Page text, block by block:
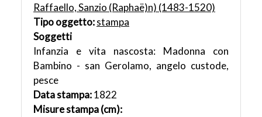
Raffaello, Sanzio (Raphaë)n) (1483-1520)
Tipo oggetto:stampa
Soggetti
Infanzia e vita nascosta: Madonna con
Bambino - san Gerolamo, angelo custode,
pesce
Data stampa:1822
Misure stampa (cm):